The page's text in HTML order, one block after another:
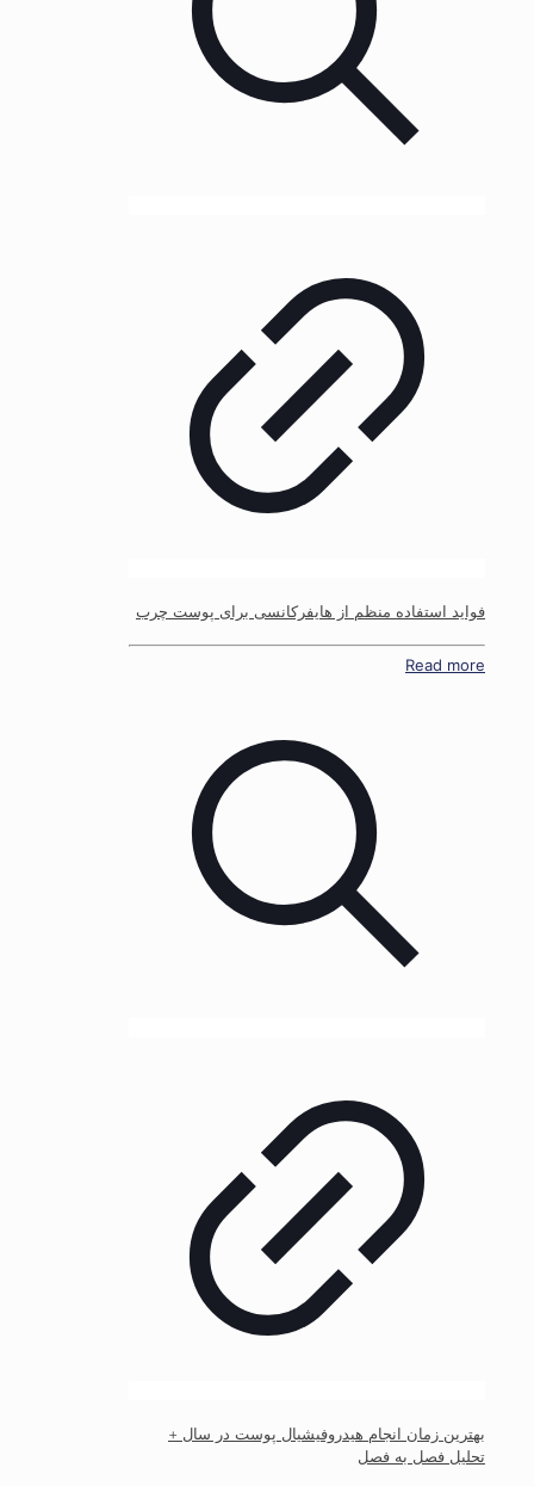
فواید استفاده منظم از هایفرکانسی برای پوست چرب
Read more
بهترین زمان انجام هیدروفیشیال پوست در سال +
تحلیل فصل به فصل